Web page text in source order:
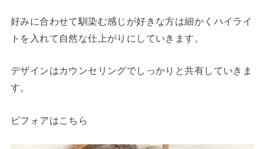
好みに合わせて馴染む感じが好きな方は細かくハイライ
トを入れて自然な仕上がりにしていきます。
デザインはカウンセリングでしっかりと共有していきま
す。
ビフォアはこちら